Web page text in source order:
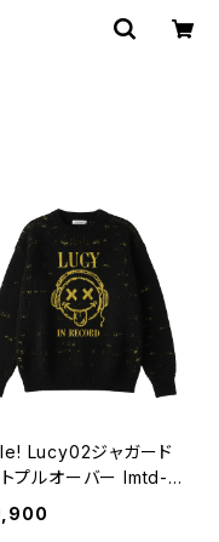
Lucy02ジャガード
トプルオーバー lmtd-0